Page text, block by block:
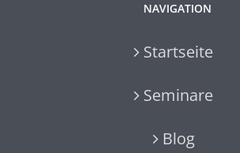
NAVIGATION
Startseite
Seminare
Blog